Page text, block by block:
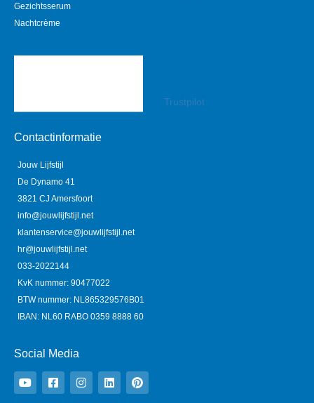
Gezichtsserum
Nachtcrème
Trustpilot
Contactinformatie
Jouw Lijfstijl
De Dynamo 41
3821 CJ Amersfoort
info@jouwlijfstijl.net
klantenservice@jouwlijfstijl.net
hr@jouwlijfstijl.net
033-2022144
KvK nummer: 90477022
BTW nummer: NL865329576B01
IBAN: NL60 RABO 0359 8888 60
Social Media
o
u
t
a
c
e
n
s
t
i
n
k
i
n
t